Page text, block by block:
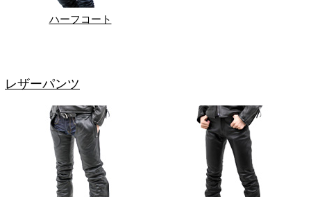
ハーフコート
レザーパンツ